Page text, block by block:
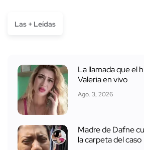
Las + Leídas
La llamada que el
Valeria en vivo
Ago. 3, 2026
Madre de Dafne
la carpeta del caso